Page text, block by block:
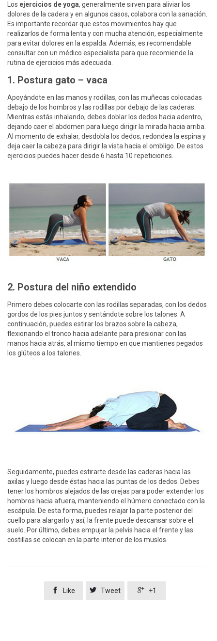
Los ejercicios de yoga, generalmente sirven para aliviar los
dolores de la cadera y en algunos casos, colabora con la sanación.
Es importante recordar que estos movimientos hay que
realizarlos de forma lenta y con mucha atención, especialmente
para evitar dolores en la espalda. Además, es recomendable
consultar con un médico especialista para que recomiende la
rutina de ejercicios más adecuada.
1. Postura gato – vaca
Apoyándote en las manos y rodillas, con las muñecas colocadas
debajo de los hombros y las rodillas por debajo de las caderas.
Mientras estás inhalando, debes doblar los dedos hacia adentro,
dejando caer el abdomen para luego dirigir la mirada hacia arriba.
Al momento de exhalar, desdobla los dedos, redondea la espina y
deja caer la cabeza para dirigir la vista hacia el ombligo. De estos
ejercicios puedes hacer desde 6 hasta 10 repeticiones.
2. Postura del niño extendido
Primero debes colocarte con las rodillas separadas, con los dedos
gordos de los pies juntos y sentándote sobre los talones. A
continuación, puedes estirar los brazos sobre la cabeza,
flexionando el tronco hacia adelante para presionar con las
manos hacia atrás, al mismo tiempo en que mantienes pegados
los glúteos a los talones.
Seguidamente, puedes estirarte desde las caderas hacia las
axilas y luego desde éstas hacia las puntas de los dedos. Debes
tener los hombros alejados de las orejas para poder extender los
hombros hacia afuera, manteniendo el húmero conectado con la
escápula. De esta forma, puedes relajar la parte posterior del
cuello para alargarlo y así, la frente puede descansar sobre el
suelo. Por último, debes empujar la pelvis hacia el frente y las
costillas se colocan en la parte interior de los muslos.
 Like  Tweet  +1